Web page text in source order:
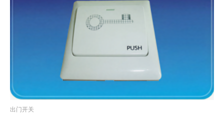
出门开关